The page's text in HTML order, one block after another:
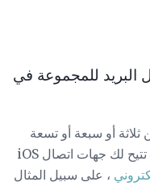
البريد للمجموعة في
ثلاثة أو سبعة أو تسعة
عشر؟ تضطر إلى البريد العديد بكفاءة؟ تتيح لك جهات اتصال iOS
، على سبيل المثال